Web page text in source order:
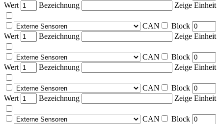
Wert
Bezeichnung Zeige Einheit
CAN
Block
Wert
Bezeichnung Zeige Einheit
CAN
Block
Wert
Bezeichnung Zeige Einheit
CAN
Block
Wert
Bezeichnung Zeige Einheit
CAN
Block